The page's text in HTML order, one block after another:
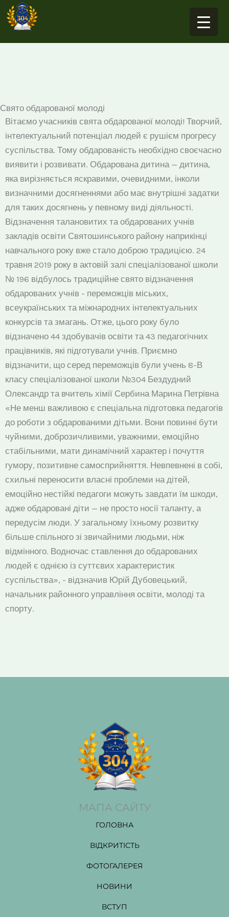
Перейти
до
Свято обдарованої молоді
Вітаємо учасників свята обдарованої молоді! Творчий,
інтелектуальний потенціал людей є рушієм прогресу
суспільства. Тому обдарованість необхідно своєчасно
виявити і розвивати. Обдарована дитина — дитина,
яка вирізняється яскравими, очевидними, інколи
визначними досягненнями або має внутрішні задатки
для таких досягнень у певному виді діяльності.
Відзначення талановитих та обдарованих учнів
закладів освіти Святошинського району наприкінці
навчального року вже стало доброю традицією. 24
травня 2019 року в актовій залі спеціалізованої школи
№ 196 відбулось традиційне свято відзначення
обдарованих учнів - переможців міських,
всеукраїнських та міжнародних інтелектуальних
конкурсів та змагань. Отже, цього року було
відзначено 44 здобувачів освіти та 43 педагогічних
працівників, які підготували учнів. Приємно
відзначити, що серед переможців були учень 8-В
класу спеціалізованої школи №304 Бездудний
Олександр та вчитель хімії Сербина Марина Петрівна
«Не менш важливою є спеціальна підготовка педагогів
до роботи з обдарованими дітьми. Вони повинні бути
чуйними, доброзичливими, уважними, емоційно
стабільними, мати динамічний характер і почуття
гумору, позитивне самосприйняття. Невпевнені в собі,
схильні переносити власні проблеми на дітей,
емоційно нестійкі педагоги можуть завдати їм шкоди,
адже обдаровані діти — не просто носії таланту, а
передусім люди. У загальному їхньому розвитку
більше спільного зі звичайними людьми, ніж
відмінного. Водночас ставлення до обдарованих
людей є однією із суттєвих характеристик
суспільства», - відзначив Юрій Дубовецький,
начальник районного управління освіти, молоді та
спорту.
МАПА САЙТУ
ГОЛОВНА
ВІДКРИТІСТЬ
ФОТОГАЛЕРЕЯ
НОВИНИ
ВСТУП